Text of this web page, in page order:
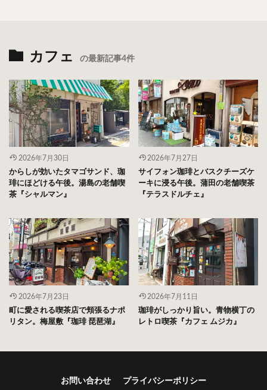
カフェ の最新記事4件
2026年7月30日
からしが効いたタマゴサンド、珈
琲にほどける午後。湯島の老舗喫
茶『シャルマン』
2026年7月27日
サイフォン珈琲とバスクチーズケ
ーキに浸る午後。蒲田の老舗喫茶
『テラスドルチェ』
2026年7月23日
町に愛される喫茶店で頬張るナポ
リタン。梅屋敷『珈琲 琵琶湖』
2026年7月11日
珈琲がしっかり旨い。青物横丁の
レトロ喫茶『カフェ ムジカ』
お問い合わせ プライバシーポリシー